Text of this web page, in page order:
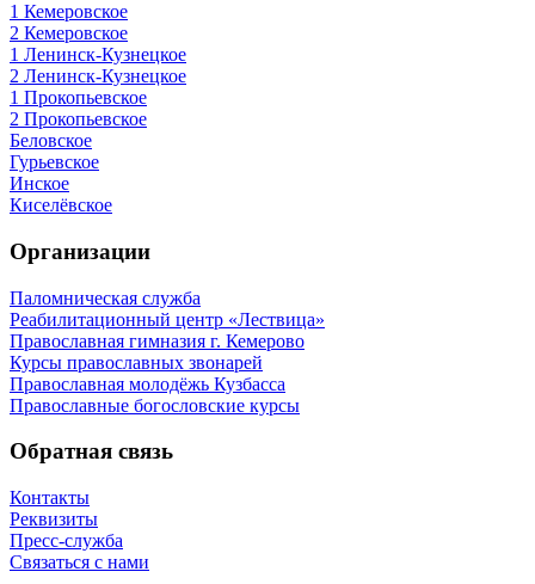
1 Кемеровское
2 Кемеровское
1 Ленинск-Кузнецкое
2 Ленинск-Кузнецкое
1 Прокопьевское
2 Прокопьевское
Беловское
Гурьевское
Инское
Киселёвское
Организации
Паломническая служба
Реабилитационный центр «Лествица»
Православная гимназия г. Кемерово
Курсы православных звонарей
Православная молодёжь Кузбасса
Православные богословские курсы
Обратная связь
Контакты
Реквизиты
Пресс-служба
Связаться с нами